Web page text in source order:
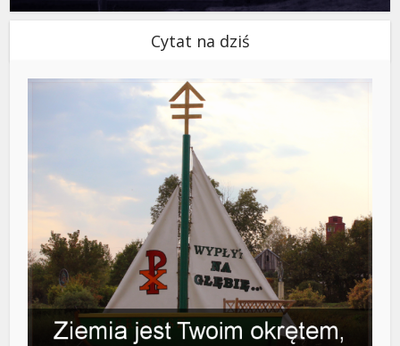
Cytat na dziś